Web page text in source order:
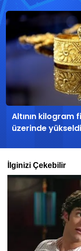
Altının kilogram
üzerinde yükseldi